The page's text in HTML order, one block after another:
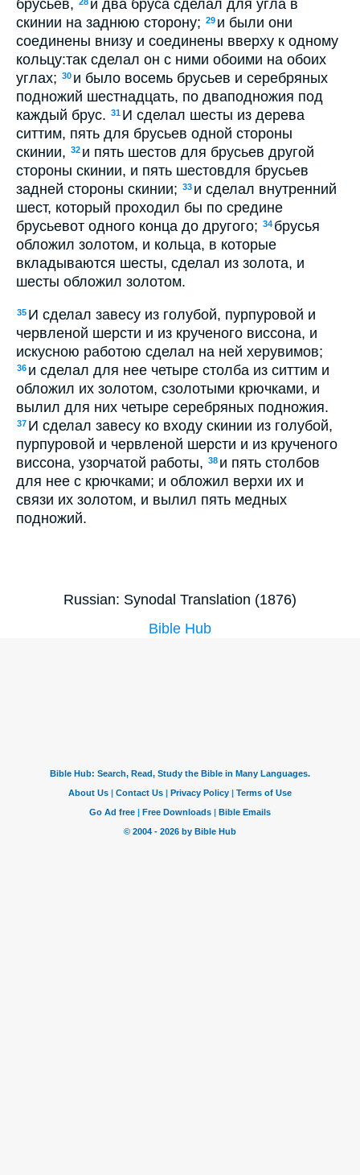
брусьев,
и два бруса сделал для угла в
скинии на заднюю сторону; 29 и были они
соединены внизу и соединены вверху к одному
кольцу:так сделал он с ними обоими на обоих
углах; 30 и было восемь брусьев и серебряных
подножий шестнадцать, по дваподножия под
каждый брус. 31 И сделал шесты из дерева
ситтим, пять для брусьев одной стороны
скинии, 32 и пять шестов для брусьев другой
стороны скинии, и пять шестовдля брусьев
задней стороны скинии; 33 и сделал внутренний
шест, который проходил бы по средине
брусьевот одного конца до другого; 34 брусья
обложил золотом, и кольца, в которые
вкладываются шесты, сделал из золота, и
шесты обложил золотом.
35 И сделал завесу из голубой, пурпуровой и
червленой шерсти и из крученого виссона, и
искусною работою сделал на ней херувимов;
36 и сделал для нее четыре столба из ситтим и
обложил их золотом, сзолотыми крючками, и
вылил для них четыре серебряных подножия.
37 И сделал завесу ко входу скинии из голубой,
пурпуровой и червленой шерсти и из крученого
виссона, узорчатой работы, 38 и пять столбов
для нее с крючками; и обложил верхи их и
связи их золотом, и вылил пять медных
подножий.
Russian: Synodal Translation (1876)
Bible Hub